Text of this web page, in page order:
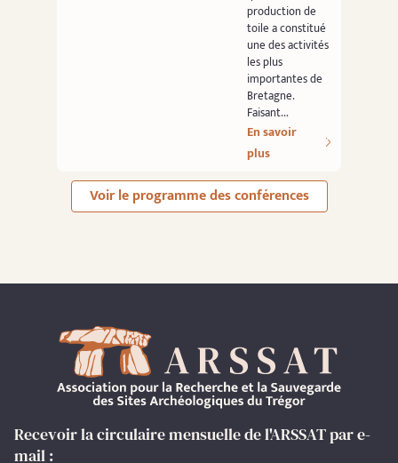
production de
toile a constitué
une des activités
les plus
importantes de
Bretagne.
Faisant...
En savoir
plus
Voir le programme des conférences
Recevoir la circulaire mensuelle de l'ARSSAT par e-
mail :